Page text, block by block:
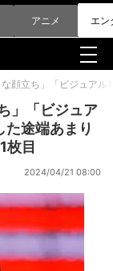
アニメ エン
な顔立ち」「ビジュア
」「ビジュア
た途端あまり
枚目
2024/04/21 08:00